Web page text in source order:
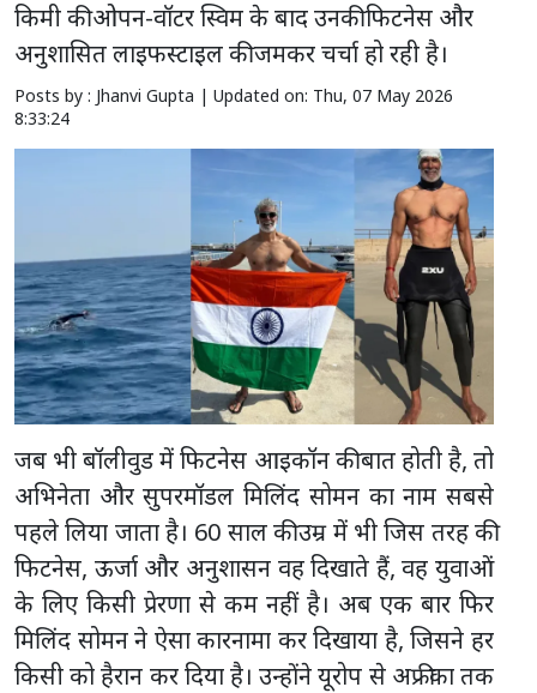
किमी की ओपन-वॉटर स्विम के बाद उनकी फिटनेस और
अनुशासित लाइफस्टाइल की जमकर चर्चा हो रही है।
Posts by : Jhanvi Gupta | Updated on: Thu, 07 May 2026
8:33:24
जब भी बॉलीवुड में फिटनेस आइकॉन की बात होती है, तो
अभिनेता और सुपरमॉडल मिलिंद सोमन का नाम सबसे
पहले लिया जाता है। 60 साल की उम्र में भी जिस तरह की
फिटनेस, ऊर्जा और अनुशासन वह दिखाते हैं, वह युवाओं
के लिए किसी प्रेरणा से कम नहीं है। अब एक बार फिर
मिलिंद सोमन ने ऐसा कारनामा कर दिखाया है, जिसने हर
किसी को हैरान कर दिया है। उन्होंने यूरोप से अफ्रीका तक